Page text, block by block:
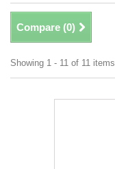
Compare (0)
Showing 1 - 11 of 11 items